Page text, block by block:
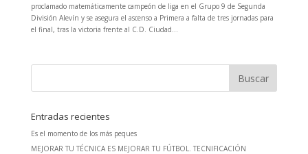
proclamado matemáticamente campeón de liga en el Grupo 9 de Segunda
División Alevín y se asegura el ascenso a Primera a falta de tres jornadas para
el final, tras la victoria frente al C.D. Ciudad...
Entradas recientes
Es el momento de los más peques
MEJORAR TU TÉCNICA ES MEJORAR TU FÚTBOL. TECNIFICACIÓN